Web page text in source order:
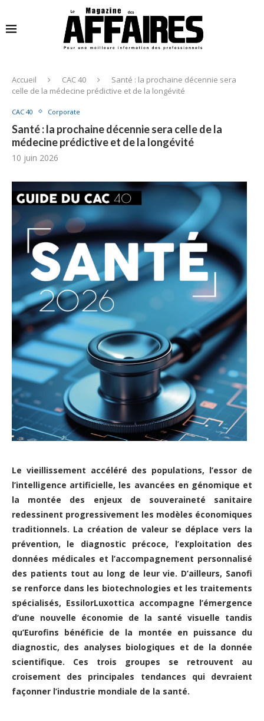
Accueil CAC 40
Santé : la prochaine décennie sera
celle de la médecine prédictive et de la longévité
CAC 40 Corporate
Santé : la prochaine décennie sera celle de la
médecine prédictive et de la longévité
10 juin 2026
Le vieillissement accéléré des populations, l’essor de
l’intelligence artificielle, les avancées en génomique et
la montée des enjeux de souveraineté sanitaire
redessinent progressivement les modèles économiques
traditionnels. La création de valeur se déplace vers la
prévention, le diagnostic précoce, l’exploitation des
données médicales et l’accompagnement personnalisé
des patients tout au long de leur vie. D’ailleurs, Sanofi
se renforce dans les biotechnologies et les traitements
spécialisés, EssilorLuxottica accompagne l’émergence
d’une nouvelle économie de la santé visuelle tandis
qu’Eurofins bénéficie de la montée en puissance du
diagnostic, des analyses biologiques et de la donnée
scientifique. Ces trois groupes se retrouvent au
croisement des principales tendances qui devraient
façonner l’industrie mondiale de la santé.